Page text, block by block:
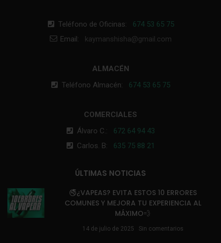
Teléfono de Oficinas: 674 53 65 75
Email:
kaymanshisha@gmail.com
ALMACÉN
Teléfono Almacén: 674 53 65 75
COMERCIALES
Álvaro C.: 672 64 94 43
Carlos. B: 635 75 88 21
ÚLTIMAS NOTICIAS
🚭¿VAPEAS? EVITA ESTOS 10 ERRORES
COMUNES Y MEJORA TU EXPERIENCIA AL
MÁXIMO💨
14 de julio de 2025 Sin comentarios